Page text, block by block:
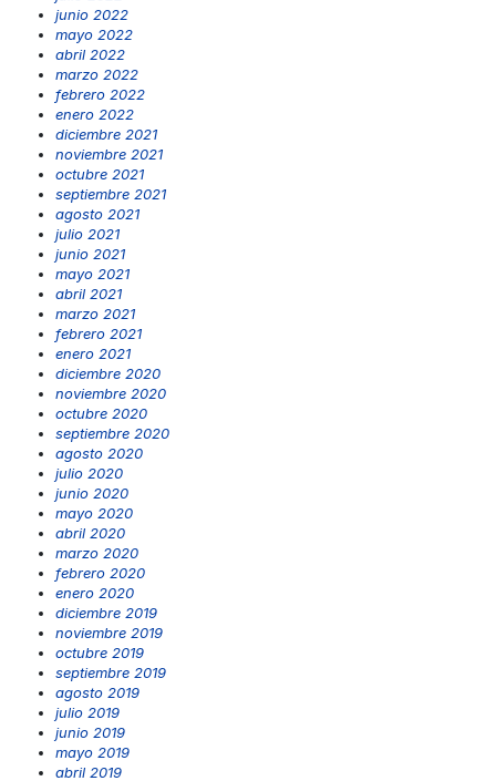
junio 2022
mayo 2022
abril 2022
marzo 2022
febrero 2022
enero 2022
diciembre 2021
noviembre 2021
octubre 2021
septiembre 2021
agosto 2021
julio 2021
junio 2021
mayo 2021
abril 2021
marzo 2021
febrero 2021
enero 2021
diciembre 2020
noviembre 2020
octubre 2020
septiembre 2020
agosto 2020
julio 2020
junio 2020
mayo 2020
abril 2020
marzo 2020
febrero 2020
enero 2020
diciembre 2019
noviembre 2019
octubre 2019
septiembre 2019
agosto 2019
julio 2019
junio 2019
mayo 2019
abril 2019